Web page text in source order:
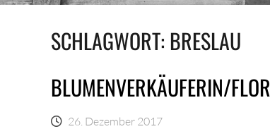
SCHLAGWORT: BRESLAU
BLUMENVERKÄUFERIN/
26. Dezember 2017